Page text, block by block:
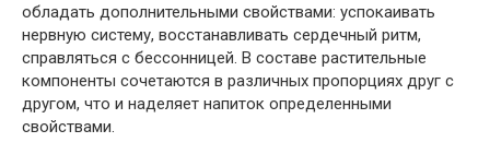
обладать дополнительными свойствами: успокаивать
нервную систему, восстанавливать сердечный ритм,
справляться с бессонницей. В составе растительные
компоненты сочетаются в различных пропорциях друг с
другом, что и наделяет напиток определенными
свойствами.